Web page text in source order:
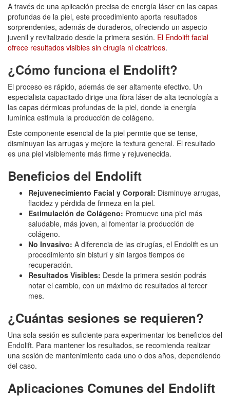
A través de una aplicación precisa de energía láser en las capas
profundas de la piel, este procedimiento aporta resultados
sorprendentes, además de duraderos, ofreciendo un aspecto
juvenil y revitalizado desde la primera sesión. El Endolift facial
ofrece resultados visibles sin cirugía ni cicatrices.
¿Cómo funciona el Endolift?
El proceso es rápido, además de ser altamente efectivo. Un
especialista capacitado dirige una fibra láser de alta tecnología a
las capas dérmicas profundas de la piel, donde la energía
lumínica estimula la producción de colágeno.
Este componente esencial de la piel permite que se tense,
disminuyan las arrugas y mejore la textura general. El resultado
es una piel visiblemente más firme y rejuvenecida.
Beneficios del Endolift
Rejuvenecimiento Facial y Corporal: Disminuye arrugas,
flacidez y pérdida de firmeza en la piel.
Estimulación de Colágeno: Promueve una piel más
saludable, más joven, al fomentar la producción de
colágeno.
No Invasivo: A diferencia de las cirugías, el Endolift es un
procedimiento sin bisturí y sin largos tiempos de
recuperación.
Resultados Visibles: Desde la primera sesión podrás
notar el cambio, con un máximo de resultados al tercer
mes.
¿Cuántas sesiones se requieren?
Una sola sesión es suficiente para experimentar los beneficios del
Endolift. Para mantener los resultados, se recomienda realizar
una sesión de mantenimiento cada uno o dos años, dependiendo
del caso.
Aplicaciones Comunes del Endolift